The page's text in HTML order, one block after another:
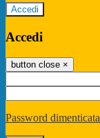
Accedi
Accedi
button close ×
Password